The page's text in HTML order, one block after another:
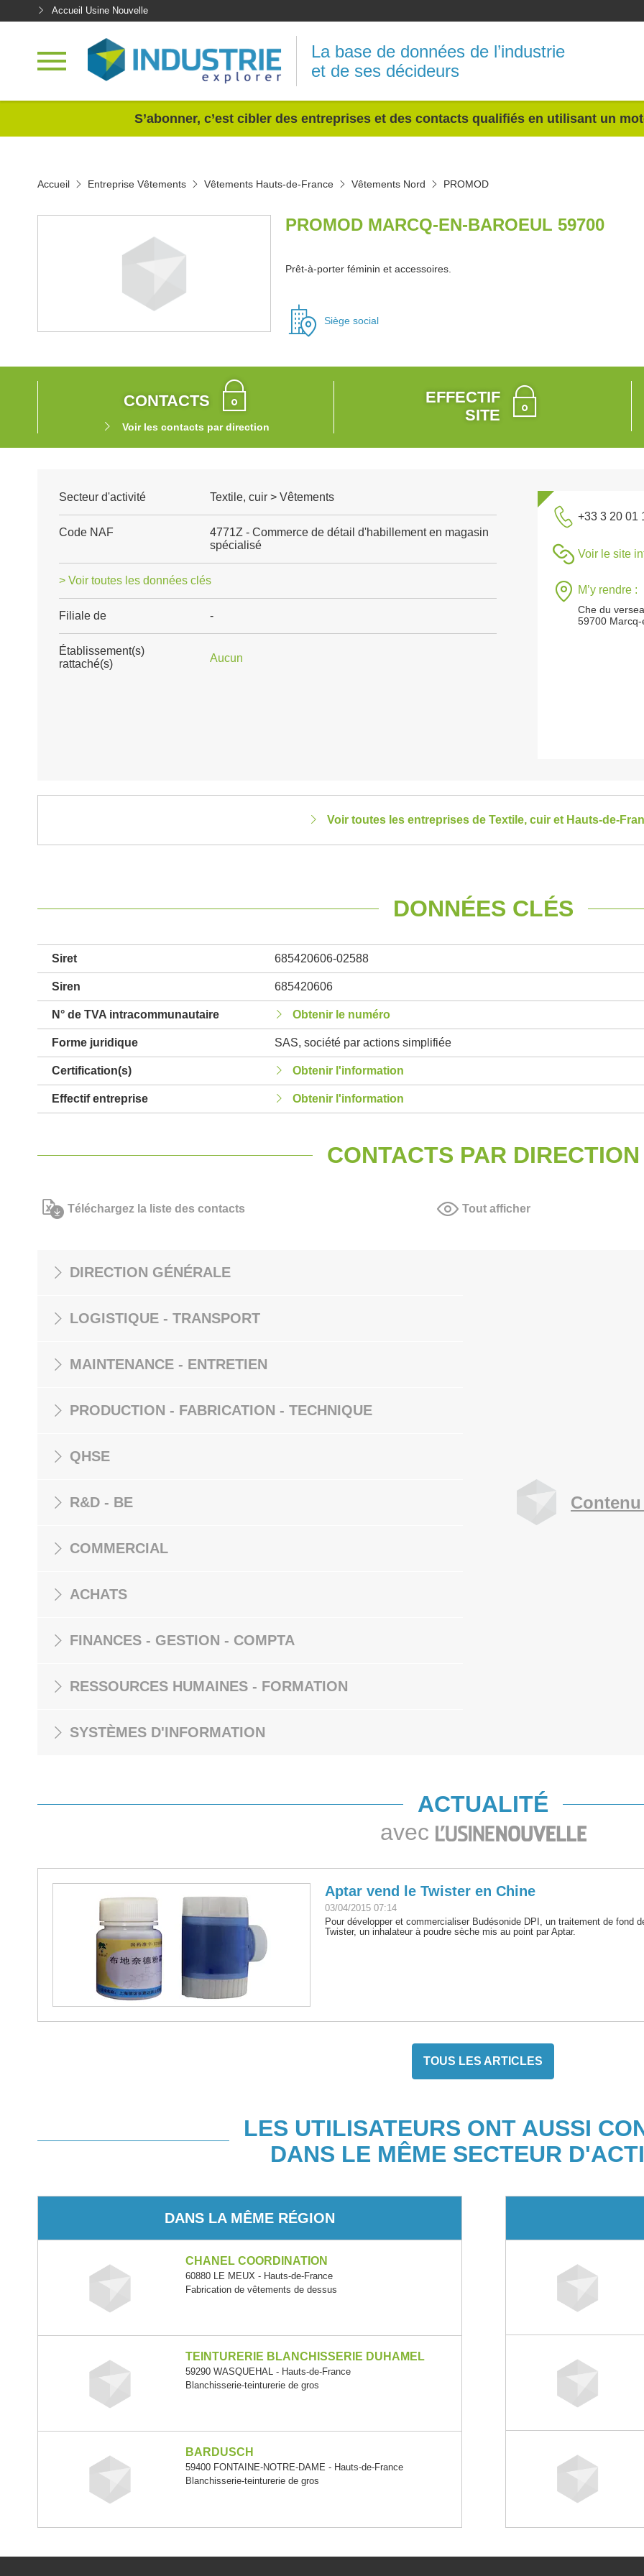
Accueil Usine Nouvelle
La base de données de l’industrie
et de ses décideurs
S’abonner, c’est cibler des entreprises et des contacts qualifiés en utilisant un
Accueil Entreprise Vêtements Vêtements Hauts-de-France Vêtements Nord PROMOD
PROMOD MARCQ-EN-BAROEUL 59700
Prêt-à-porter féminin et accessoires.
Siège social
CONTACTS
Voir les contacts par direction
EFFECTIF
SITE
Secteur d'activité Textile, cuir > Vêtements
Code NAF
4771Z - Commerce de détail d'habillement en magasin
spécialisé
> Voir toutes les données clés
Filiale de -
Établissement(s)
rattaché(s)
Aucun
+33 3 20 01
Voir le site
M’y rendre :
Che du
59700
Voir toutes les entreprises de Textile, cuir et Hauts-de-
DONNÉES CLÉS
Siret 685420606-02588
Siren 685420606
N° de TVA intracommunautaire Obtenir le numéro
Forme juridique SAS, société par actions simplifiée
Certification(s) Obtenir l'information
Effectif entreprise Obtenir l'information
CONTACTS PAR DIRECTION
Téléchargez la liste des contacts Tout afficher
DIRECTION GÉNÉRALE
LOGISTIQUE - TRANSPORT
MAINTENANCE - ENTRETIEN
PRODUCTION - FABRICATION - TECHNIQUE
QHSE
R&D - BE
COMMERCIAL
ACHATS
FINANCES - GESTION - COMPTA
RESSOURCES HUMAINES - FORMATION
SYSTÈMES D'INFORMATION
ACTUALITÉ
avec
Aptar vend le Twister en Chine
03/04/2015 07:14
Pour développer et commercialiser Budésonide DPI, un traitement de fond
Twister, un inhalateur à poudre sèche mis au point par Aptar.
TOUS LES ARTICLES
LES UTILISATEURS ONT AUSSI
DANS LE MÊME SECTEUR
DANS LA MÊME RÉGION
CHANEL COORDINATION
60880 LE MEUX - Hauts-de-France
Fabrication de vêtements de dessus
TEINTURERIE BLANCHISSERIE DUHAMEL
59290 WASQUEHAL - Hauts-de-France
Blanchisserie-teinturerie de gros
BARDUSCH
59400 FONTAINE-NOTRE-DAME - Hauts-de-France
Blanchisserie-teinturerie de gros